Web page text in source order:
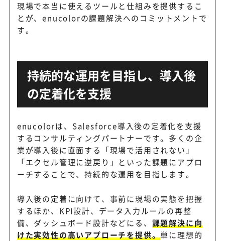
現場で本当に使えるツールと仕組みを提供するこ
とが、enucolorの課題解決へのコミットメントで
す。
持続的な運用を目指し、導入後
の定着化を支援
enucolorは、Salesforce導入後の定着化を支援
するコンサルティングパートナーです。多くの企
業が導入後に直面する「現場で活用されない」
「エクセル管理に逆戻り」といった課題にアプロ
ーチすることで、持続的な運用を目指します。
導入後の定着に向けて、事前に現場の実態を把握
するほか、KPI設計、データ入力ルールの再整
備、ダッシュボード設計などにる、 課題解決に向
けた実効性の高いアプローチを提供。単に理想的